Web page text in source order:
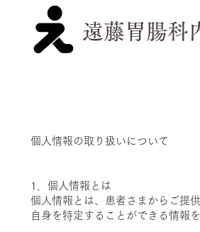
遠藤胃腸科
個人情報の取り扱いについて
1．個人情報とは
個人情報とは、患者さまからご提
自身を特定することができる情報を